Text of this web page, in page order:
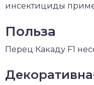
инсектициды
Польза
Перец Какаду F1